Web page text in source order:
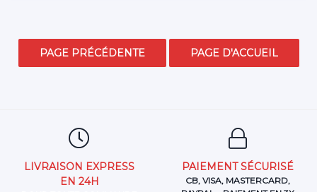
LIVRAISON EXPRESS
EN 24H
PAIEMENT SÉCURISÉ
CB, VISA, MASTERCARD,